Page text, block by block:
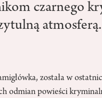
czarnego
atmosferą.
została w
odmian powieści